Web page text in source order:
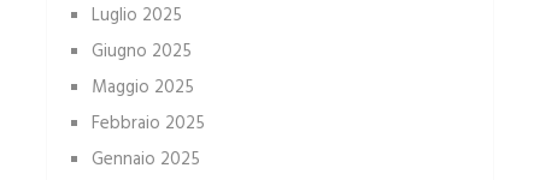
Luglio 2025
Giugno 2025
Maggio 2025
Febbraio 2025
Gennaio 2025